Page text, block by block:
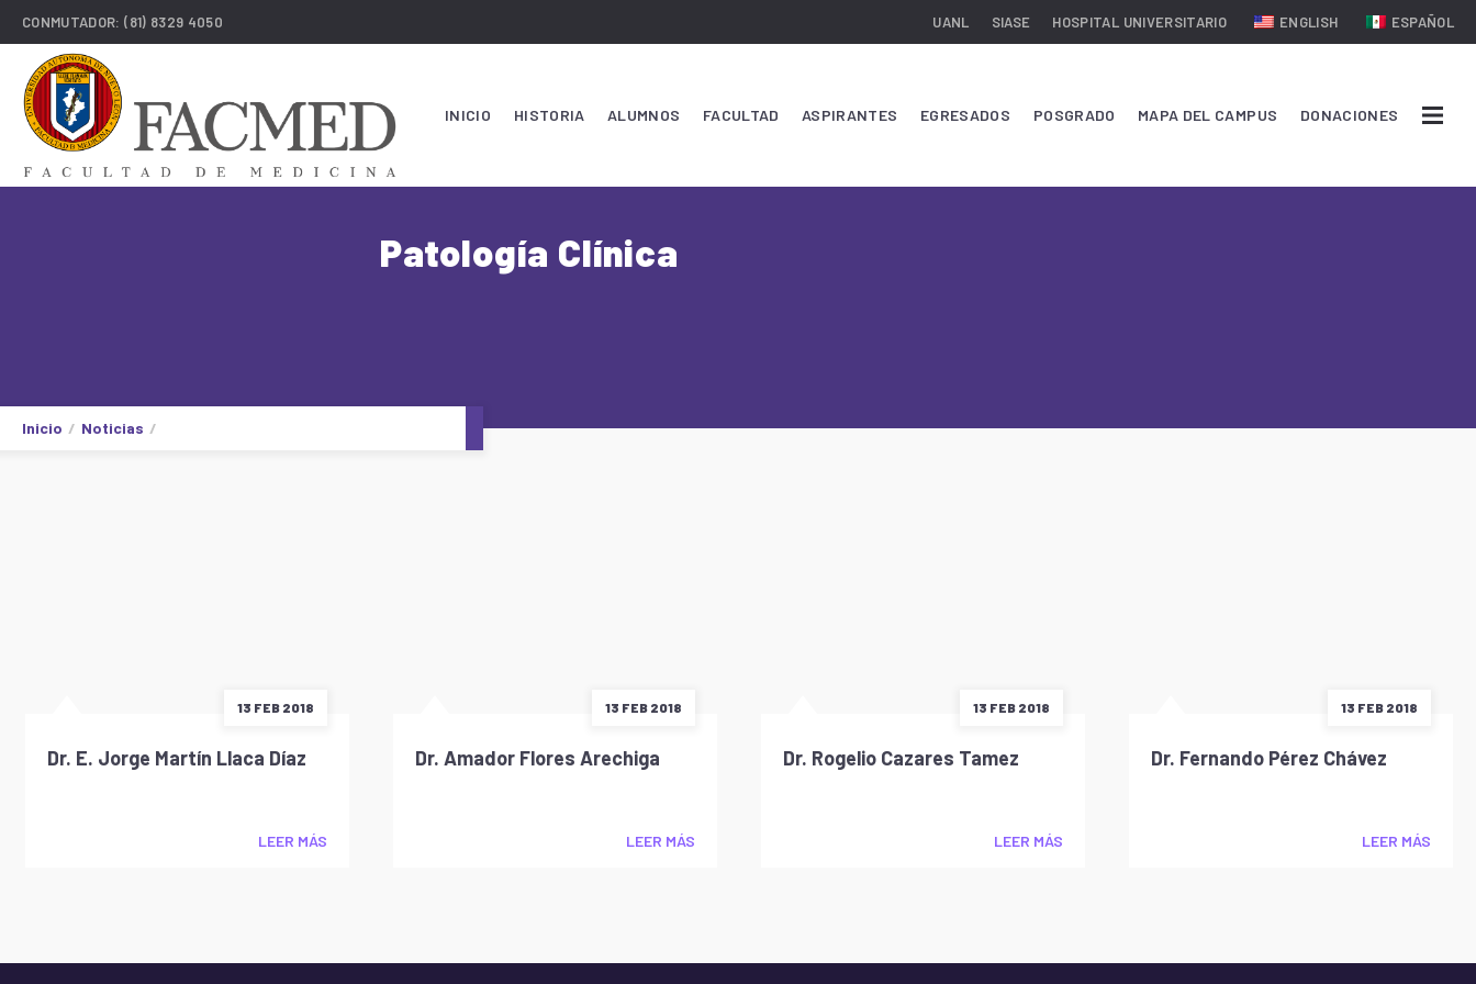
CONMUTADOR:(81) 8329 4050 UANL SIASE HOSPITAL UNIVERSITARIO ENGLISH ESPAÑOL
INICIO HISTORIA ALUMNOS FACULTAD ASPIRANTES EGRESADOS POSGRADO MAPA DEL CAMPUS DONACIONES
Patología Clínica
Inicio Noticias
13 FEB 2018
Dr. E. Jorge Martín Llaca Díaz
LEER MÁS
13 FEB 2018
Dr. Amador Flores Arechiga
LEER MÁS
13 FEB 2018
Dr. Rogelio Cazares Tamez
LEER MÁS
13 FEB 2018
Dr. Fernando Pérez Chávez
LEER MÁS